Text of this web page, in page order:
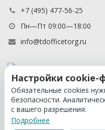
+7 (495) 477-56-25
Пн—Пт 09:00—18:00
info@tdofficetorg.ru
© 2026 Официальный
Настройки cookie-
Обязательные cookies
безопасности.
с вашего разрешения.
Подробнее